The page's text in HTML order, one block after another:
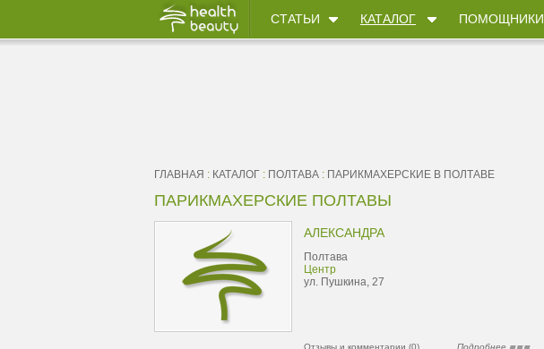
СТАТЬИ КАТАЛОГ ПОМОЩНИКИ
ГЛАВНАЯ : КАТАЛОГ : ПОЛТАВА : ПАРИКМАХЕРСКИЕ В ПОЛТАВЕ
ПАРИКМАХЕРСКИЕ ПОЛТАВЫ
АЛЕКСАНДРА
Полтава
Центр
ул. Пушкина, 27
Отзывы и комментарии (0) Подробнее